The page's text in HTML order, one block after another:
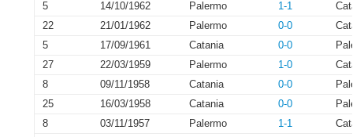
5
14/10/1962 Palermo 1-1
22
21/01/1962 Palermo 0-0
5
17/09/1961 Catania 0-0
27
22/03/1959 Palermo 1-0
8
09/11/1958 Catania 0-0
25
16/03/1958 Catania 0-0
8
03/11/1957 Palermo 1-1